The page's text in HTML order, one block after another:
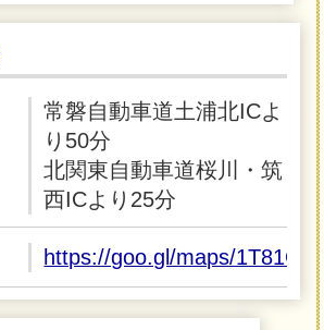
常磐自動車道土浦北ICよ
り50分
北関東自動車道桜川・筑
西ICより25分
https://goo.gl/maps/